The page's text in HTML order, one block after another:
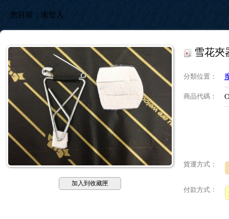
您目前： 未登入
加入到收藏匣
雪花夾
分類位置 ：
商品代碼 ：
貨運方式：
付款方式：